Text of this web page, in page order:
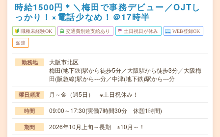
時給1500円＊＼梅田で事務デビュー／OJTし
っかり！×電話少なめ！＠17時半
職種未経験OK 交通費別途支給あり 土日祝日が休み WEB登録OK
派遣
勤務地
大阪市北区
梅田(地下鉄)駅から徒歩5分／大阪駅から徒歩3分／大阪梅
田(阪急線)駅から---分／中津(地下鉄)駅から---分
曜日頻度 月～金（週5日） ※土日祝休み！
時間 09:00～17:30(実働7時間30分 休憩1時間)
期間 2026年10月上旬～長期 ※10月～！